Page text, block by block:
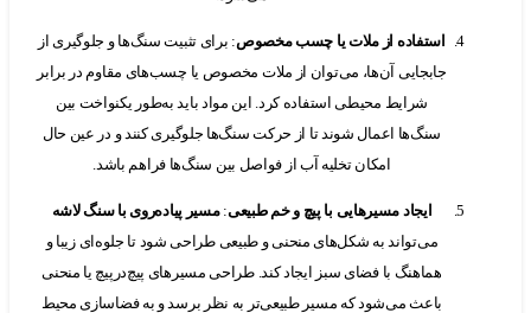
استفاده از ملات یا چسب مخصوص: برای تثبیت سنگ‌ها و جلوگیری از
جابجایی آن‌ها، می‌توان از ملات مخصوص یا چسب‌های مقاوم در برابر
شرایط محیطی استفاده کرد. این مواد باید به‌طور یکنواخت بین
سنگ‌ها اعمال شوند تا از حرکت سنگ‌ها جلوگیری کنند و در عین حال
امکان تخلیه آب از فواصل بین سنگ‌ها فراهم باشد.
ایجاد مسیرهایی با پیچ و خم طبیعی:مسیر پیاده‌روی با سنگ لاشه
می‌تواند به شکل‌های منحنی و طبیعی طراحی شود تا جلوه‌ای زیبا و
هماهنگ با فضای سبز ایجاد کند. طراحی مسیرهای پیچ‌درپیچ یا منحنی
باعث می‌شود که مسیر طبیعی‌تر به نظر برسد و به فضاسازی محیط